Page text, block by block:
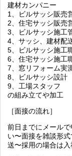
建材カンパニー
1、ビルサッシ販
2、住宅サッシ販
3、ビルサッシ施
4、サッシ、建材
5、ビルサッシ施
6、住宅サッシ施
7、窓リフォーム
8、ビルサッシ
9、工場スタッ
の組み立てや加工
［面接の流れ］
前日までにメール
い〜面接を雑談形
送〜採用の場合は